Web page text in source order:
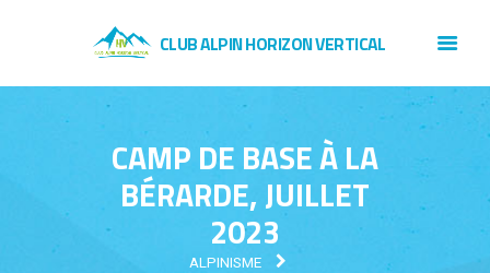
CLUB ALPIN HORIZON VERTICAL
CAMP DE BASE À LA
BÉRARDE, JUILLET
2023
ALPINISME